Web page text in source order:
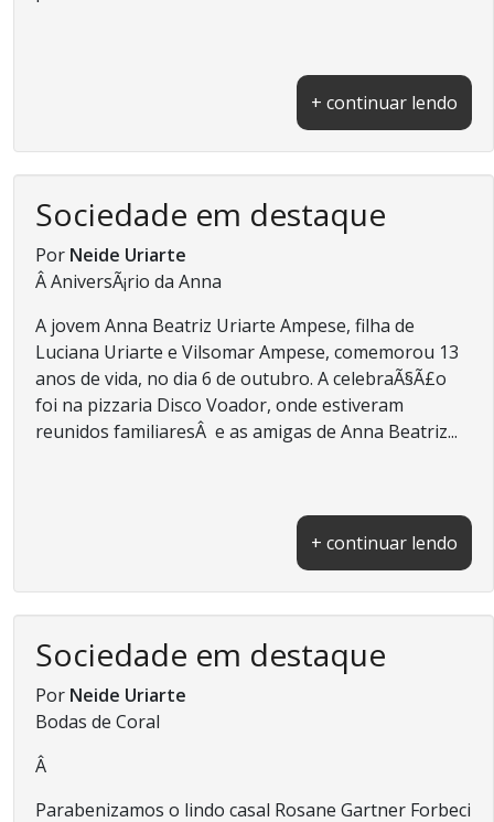
+ continuar lendo
Sociedade em destaque
Por Neide Uriarte
Â AniversÃ¡rio da Anna
A jovem Anna Beatriz Uriarte Ampese, filha de
Luciana Uriarte e Vilsomar Ampese, comemorou 13
anos de vida, no dia 6 de outubro. A celebraÃ§Ã£o
foi na pizzaria Disco Voador, onde estiveram
reunidos familiaresÂ e as amigas de Anna Beatriz...
+ continuar lendo
Sociedade em destaque
Por Neide Uriarte
Bodas de Coral
Â
Parabenizamos o lindo casal Rosane Gartner Forbeci